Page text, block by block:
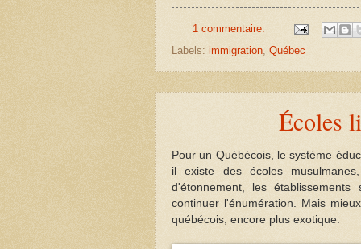
1 commentaire:
Labels: immigration Québec
Écoles
Pour un Québécois, le système
il existe des écoles
d'étonnement, les
continuer l'énumération. Mais
québécois, encore plus exotique.